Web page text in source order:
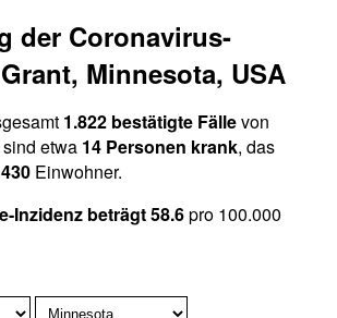
der Coronavirus-
Minnesota, USA
1.822 bestätigte Fällevon
etwa 14 Personen krank, das
Einwohner.
Inzidenz beträgt 58.6pro 100.000